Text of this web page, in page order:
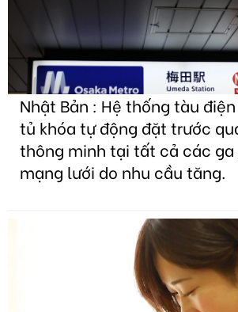
Nhật Bản : Hệ thống tàu
tủ khóa tự động đặt trước
thông minh tại tất cả các ga
mạng lưới do nhu cầu tăng.